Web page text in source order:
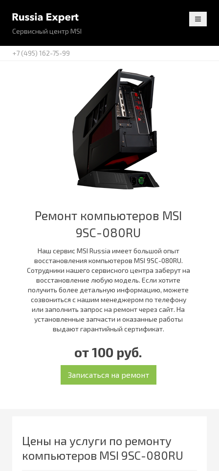
Сервисный центр MSI
+7 (495) 162-75-99
Ремонт компьютеров MSI
9SC-080RU
Наш сервис MSI Russia имеет большой опыт
восстановления компьютеров MSI 9SC-080RU.
Сотрудники нашего сервисного центра заберут на
восстановление любую модель. Если хотите
получить более детальную информацию, можете
созвониться с нашим менеджером по телефону
или заполнить запрос на ремонт через сайт. На
установленные запчасти и оказанные работы
выдают гарантийный сертификат.
от 100 руб.
Цены на услуги по ремонту
компьютеров MSI 9SC-080RU